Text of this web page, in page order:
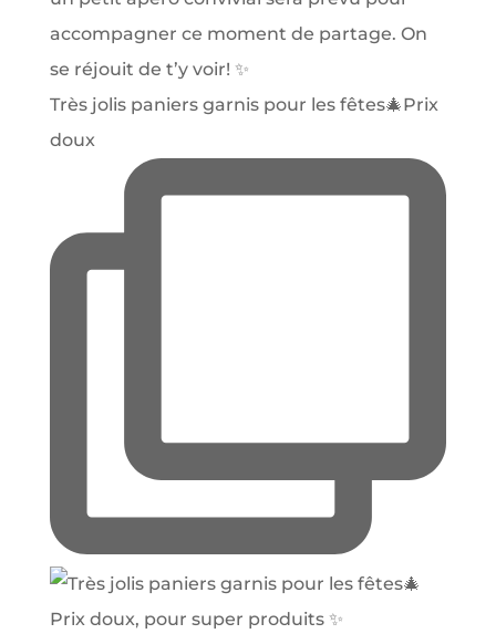
Très jolis paniers garnis pour les fêtes🎄Prix
doux